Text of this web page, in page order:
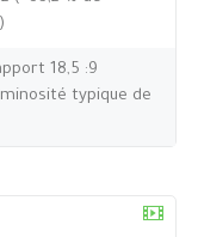
18,5 :9
typique de